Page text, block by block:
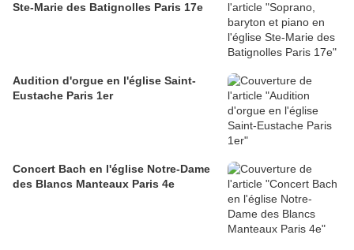
Ste-Marie des Batignolles Paris 17e
Audition d'orgue en l'église Saint-
Eustache Paris 1er
Concert Bach en l'église Notre-Dame
des Blancs Manteaux Paris 4e